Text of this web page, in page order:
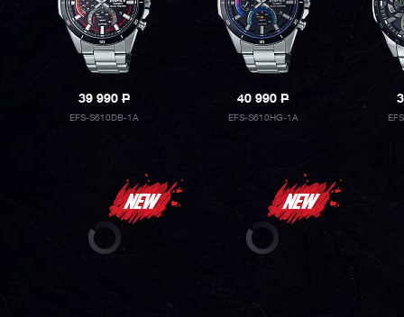
39 990P
EFS-S610DB-1A
40 990P
EFS-S610HG-1A